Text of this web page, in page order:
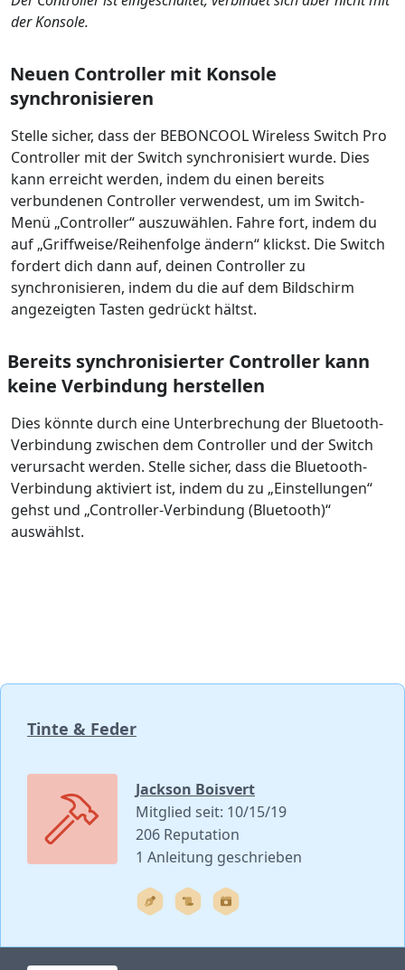
der Konsole.
Neuen Controller mit Konsole
synchronisieren
Stelle sicher, dass der BEBONCOOL Wireless Switch Pro
Controller mit der Switch synchronisiert wurde. Dies
kann erreicht werden, indem du einen bereits
verbundenen Controller verwendest, um im Switch-
Menü „Controller“ auszuwählen. Fahre fort, indem du
auf „Griffweise/Reihenfolge ändern“ klickst. Die Switch
fordert dich dann auf, deinen Controller zu
synchronisieren, indem du die auf dem Bildschirm
angezeigten Tasten gedrückt hältst.
Bereits synchronisierter Controller kann
keine Verbindung herstellen
Dies könnte durch eine Unterbrechung der Bluetooth-
Verbindung zwischen dem Controller und der Switch
verursacht werden. Stelle sicher, dass die Bluetooth-
Verbindung aktiviert ist, indem du zu „Einstellungen“
gehst und „Controller-Verbindung (Bluetooth)“
auswählst.
Tinte & Feder
Jackson Boisvert
Mitglied seit: 10/15/19
206 Reputation
1 Anleitung geschrieben